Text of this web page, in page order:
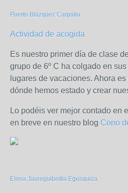
Puerto Blázquez Carpallo
Actividad de acogida
Es nuestro primer día de clase
grupo de 6º C ha colgado en
lugares de vacaciones. Ahora
dónde hemos estado y crear
Lo podéis ver mejor contado en
en breve en nuestro blog Cono
Elena Jaureguibeitia Egusquiza